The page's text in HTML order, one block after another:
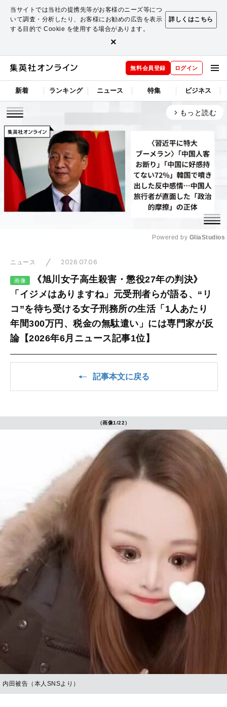
当サイトでは当社の提携先等がお客様のニーズ等につ
いて調査・分析したり、お客様にお勧めの広告を表示
する目的で Cookie を使用する場合があります。
詳しくはこちら
×
無料会員登録 ログイン
新着 ランキング ニュース 特集 ビジネス
arrow_forward_ios もっと読む
Powered by GliaStudios
ニュース 2026.07.06
画像
《旭川女子高生殺害・懲役27年の判決》
「イジメはありますね」元受刑者らが語る、“リ
コ”を待ち受ける女子刑務所の生活「1人あたり
年間300万円、税金の無駄遣い」には専門家が反
論【2026年6月ニュース記事1位】
記事本文に戻る
（画像1/22）
内田被告（本人SNSより）